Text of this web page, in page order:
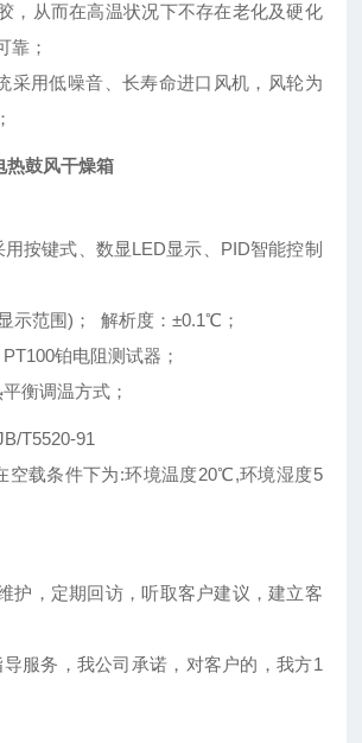
，从而在高温状况下不存在老化及硬化
靠；
采用低噪音、长寿命进口风机，风轮为
热鼓风干燥箱
按键式、数显LED显示、PID智能控制
示范围)； 解析度：±0.1℃；
铂电阻测试器；
衡调温方式；
T5520-91
空载条件下为:环境温度20℃,环境湿度5
护，定期回访，听取客户建议，建立客
服务，我公司承诺，对客户的，我方1